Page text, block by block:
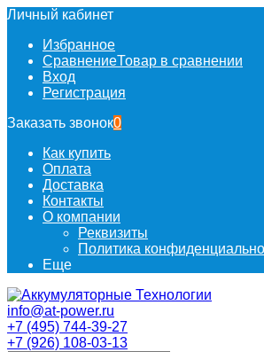
Личный кабинет
Избранное
СравнениеТовар в сравнении
Вход
Регистрация
Заказать звонок0
Как купить
Оплата
Доставка
Контакты
О компании
Реквизиты
Политика
Еще
info@at-power.ru
+7 (495) 744-39-27
+7 (926) 108-03-13